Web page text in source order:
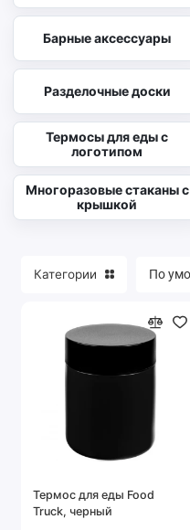
Барные аксессуары
Разделочные доски
Термосы для еды с
логотипом
Многоразовые стаканы с
крышкой
Категории
Термос для еды Food
Truck, черный